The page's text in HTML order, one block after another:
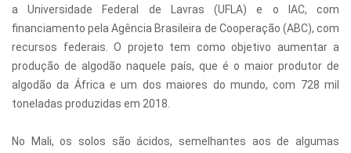
a Universidade Federal de Lavras (UFLA) e o IAC, com
financiamento pela Agência Brasileira de Cooperação (ABC), com
recursos federais. O projeto tem como objetivo aumentar a
produção de algodão naquele país, que é o maior produtor de
algodão da África e um dos maiores do mundo, com 728 mil
toneladas produzidas em 2018.
No Mali, os solos são ácidos, semelhantes aos de algumas